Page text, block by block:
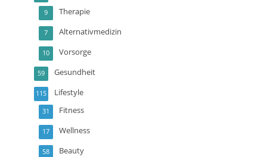
Therapie
9
Alternativmedizin
7
Vorsorge
10
Gesundheit
59
Lifestyle
115
Fitness
31
Wellness
17
Beauty
58